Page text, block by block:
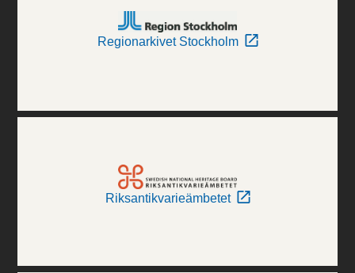
Regionarkivet Stockholm
Riksantikvarieämbetet